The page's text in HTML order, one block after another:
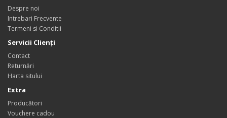
Despre noi
Intrebari Frecvente
Termeni si Conditii
Servicii Clienţi
Contact
Returnări
Harta sitului
Extra
Producători
Vouchere cadou